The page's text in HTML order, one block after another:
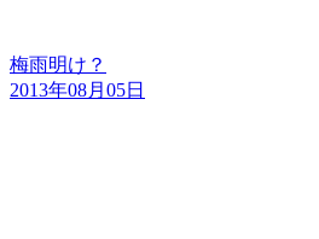
梅雨明け？
2013年08月05日